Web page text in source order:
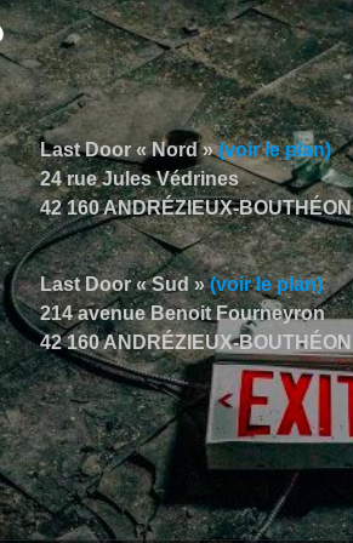
Last Door « Nord »(voir le plan)
24 rue Jules Védrines
42 160 ANDRÉZIEUX-BOUTHÉON
Last Door « Sud »(voir le plan)
214 avenue Benoit Fourneyron
42 160 ANDRÉZIEUX-BOUTHÉON